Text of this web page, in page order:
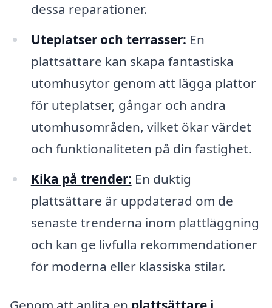
dessa reparationer.
Uteplatser och terrasser: En
plattsättare kan skapa fantastiska
utomhusytor genom att lägga plattor
för uteplatser, gångar och andra
utomhusområden, vilket ökar värdet
och funktionaliteten på din fastighet.
Kika på trender: En duktig
plattsättare är uppdaterad om de
senaste trenderna inom plattläggning
och kan ge livfulla rekommendationer
för moderna eller klassiska stilar.